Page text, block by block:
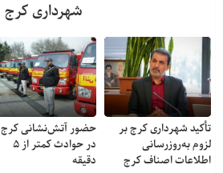
شهرداری کرج
تأکید شهرداری کرج بر
لزوم به‌روزرسانی
اطلاعات اصناف کرج
حضور آتش‌نشانی کرج
در حوادث کمتر از ۵
دقیقه